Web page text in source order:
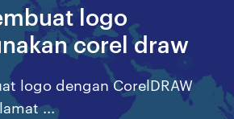
logo
corel draw
logo dengan CorelDRAW
...